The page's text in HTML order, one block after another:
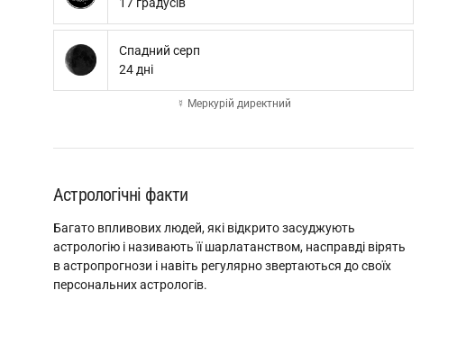
Спадний серп
24 дні
☿ Меркурій директний
Астрологічні факти
Багато впливових людей, які відкрито засуджують
астрологію і називають її шарлатанством, насправді вірять
в астропрогнози і навіть регулярно звертаються до своїх
персональних астрологів.